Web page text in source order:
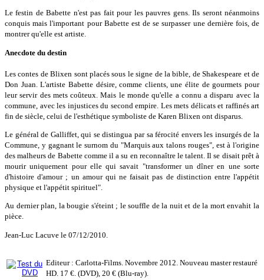
Le festin de Babette n'est pas fait pour les pauvres gens. Ils seront néanmoins
conquis mais l'important pour Babette est de se surpasser une dernière fois, de
montrer qu'elle est artiste.
Anecdote du destin
Les contes de Blixen sont placés sous le signe de la bible, de Shakespeare et de
Don Juan. L'artiste Babette désire, comme clients, une élite de gourmets pour
leur servir des mets coûteux. Mais le monde qu'elle a connu a disparu avec la
commune, avec les injustices du second empire. Les mets délicats et raffinés art
fin de siècle, celui de l'esthétique symboliste de Karen Blixen ont disparus.
Le général de Galliffet, qui se distingua par sa férocité envers les insurgés de la
Commune, y gagnant le surnom du "Marquis aux talons rouges", est à l'origine
des malheurs de Babette comme il a su en reconnaître le talent. Il se disait prêt à
mourir uniquement pour elle qui savait "transformer un dîner en une sorte
d'histoire d'amour ; un amour qui ne faisait pas de distinction entre l'appétit
physique et l'appétit spirituel".
Au dernier plan, la bougie s'éteint ; le souffle de la nuit et de la mort envahit la
pièce.
Jean-Luc Lacuve le 07/12/2010.
Editeur : Carlotta-Films. Novembre 2012. Nouveau master restauré
HD. 17 €. (DVD), 20 € (Blu-ray).